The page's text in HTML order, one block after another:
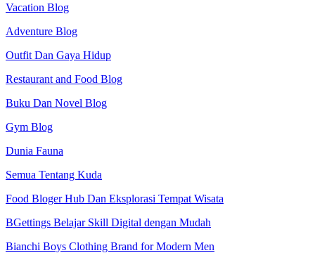
Vacation Blog
Adventure Blog
Outfit Dan Gaya Hidup
Restaurant and Food Blog
Buku Dan Novel Blog
Gym Blog
Dunia Fauna
Semua Tentang Kuda
Food Bloger Hub Dan Eksplorasi Tempat Wisata
BGettings Belajar Skill Digital dengan Mudah
Bianchi Boys Clothing Brand for Modern Men